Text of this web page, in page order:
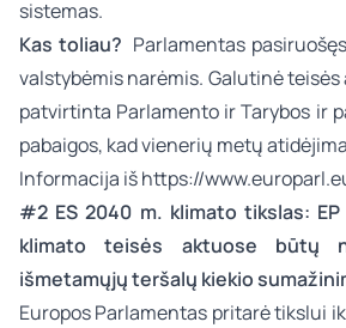
sistemas.
Kas toliau? Parlamentas
valstybėmis narėmis. Galutinė
patvirtinta Parlamento ir Tarybos ir
pabaigos, kad vienerių metų
Informacija išhttps://
#2 ES 2040 m. klimato tikslas:
klimato teisės aktuose būtų
išmetamųjų teršalų kiekio
Europos Parlamentas pritarė tikslui